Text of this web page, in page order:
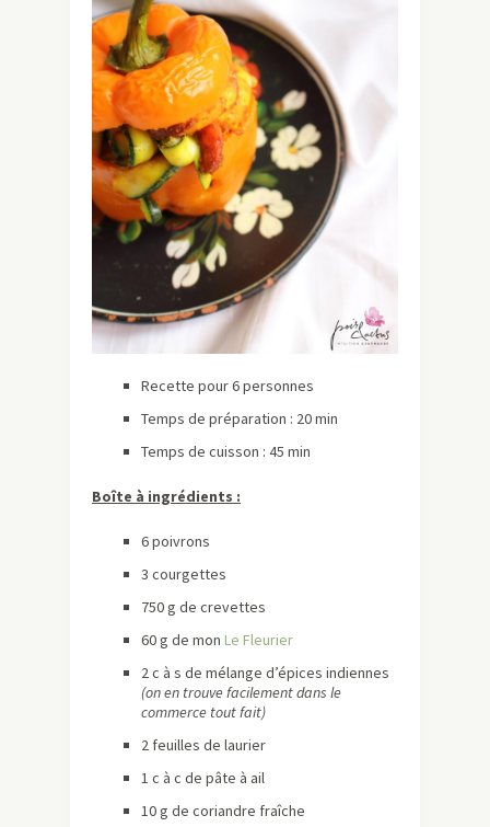
Recette pour 6 personnes
Temps de préparation : 20 min
Temps de cuisson : 45 min
Boîte à ingrédients :
6 poivrons
3 courgettes
750 g de crevettes
60 g de mon Le Fleurier
2 c à s de mélange d’épices indiennes
(on en trouve facilement dans le
commerce tout fait)
2 feuilles de laurier
1 c à c de pâte à ail
10 g de coriandre fraîche